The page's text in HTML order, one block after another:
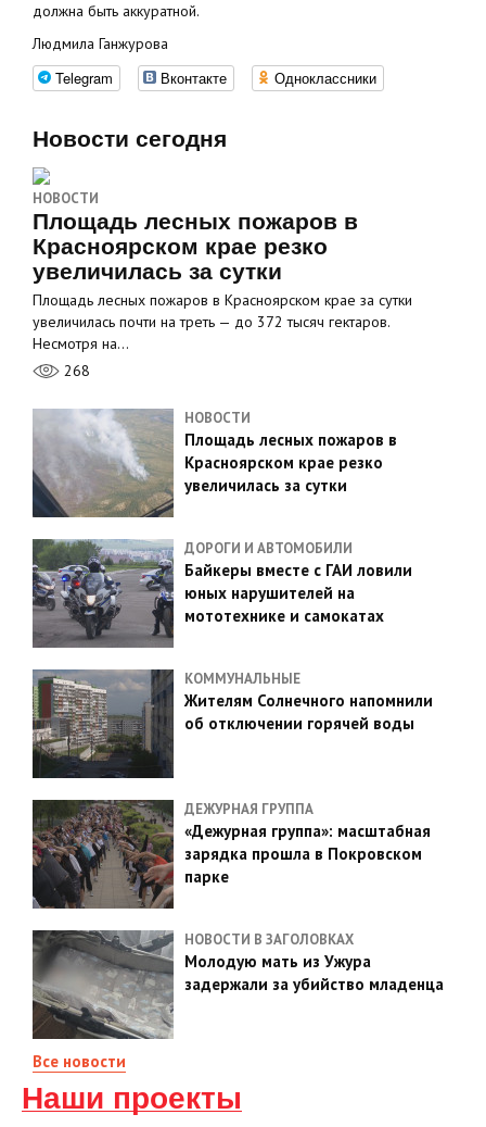
должна быть аккуратной.
Людмила Ганжурова
Telegram Вконтакте Одноклассники
Новости сегодня
НОВОСТИ
Площадь лесных пожаров в
Красноярском крае резко
увеличилась за сутки
Площадь лесных пожаров в Красноярском крае за сутки
увеличилась почти на треть — до 372 тысяч гектаров.
Несмотря на…
268
НОВОСТИ
Площадь лесных пожаров в
Красноярском крае резко
увеличилась за сутки
ДОРОГИ И АВТОМОБИЛИ
Байкеры вместе с ГАИ ловили
юных нарушителей на
мототехнике и самокатах
КОММУНАЛЬНЫЕ
Жителям Солнечного напомнили
об отключении горячей воды
ДЕЖУРНАЯ ГРУППА
«Дежурная группа»: масштабная
зарядка прошла в Покровском
парке
НОВОСТИ В ЗАГОЛОВКАХ
Молодую мать из Ужура
задержали за убийство младенца
Все новости
Наши проекты